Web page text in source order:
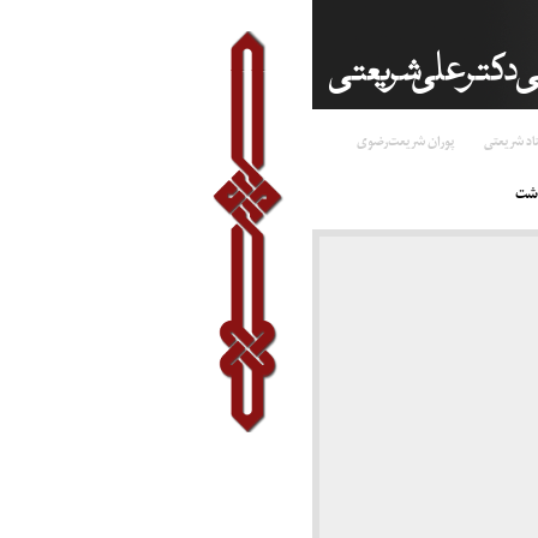
شریعتی پوران شریعت‌رضوی